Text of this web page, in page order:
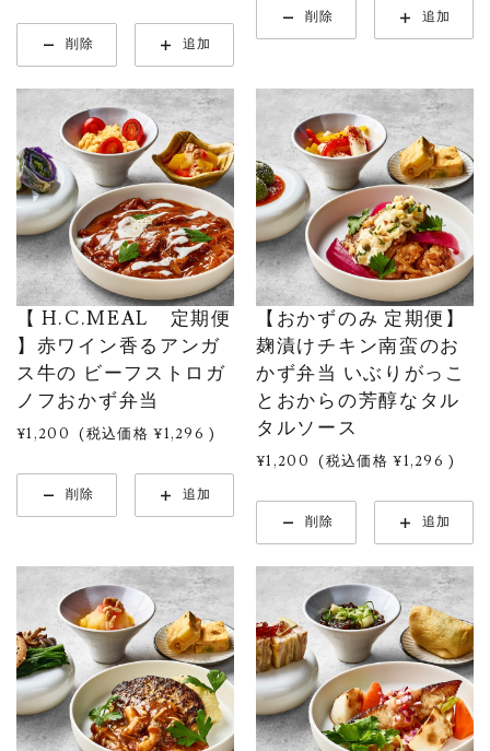
削除 追加
削除 追加
【 H.C.MEAL 定期便
】赤ワイン香るアンガ
ス牛の ビーフストロガ
ノフおかず弁当
¥1,200 (税込価格 ¥1,296 )
削除 追加
【おかずのみ 定期便】
麹漬けチキン南蛮のお
かず弁当 いぶりがっこ
とおからの芳醇なタル
タルソース
¥1,200 (税込価格 ¥1,296 )
削除 追加